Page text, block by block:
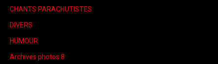
CHANTS PARACHUTISTES
DIVERS
HUMOUR
Archives photos 8